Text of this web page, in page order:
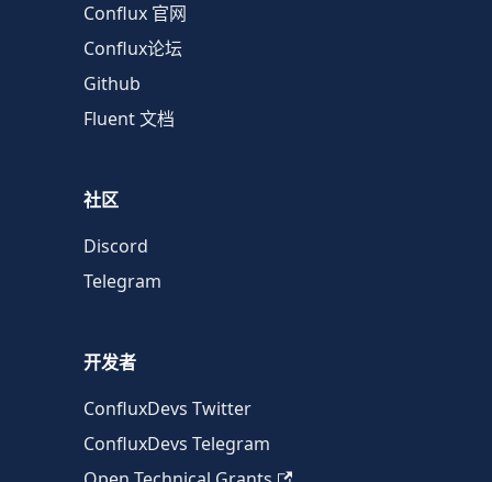
Conflux 官网
Conflux论坛
Github
Fluent 文档
社区
Discord
Telegram
开发者
ConfluxDevs Twitter
ConfluxDevs Telegram